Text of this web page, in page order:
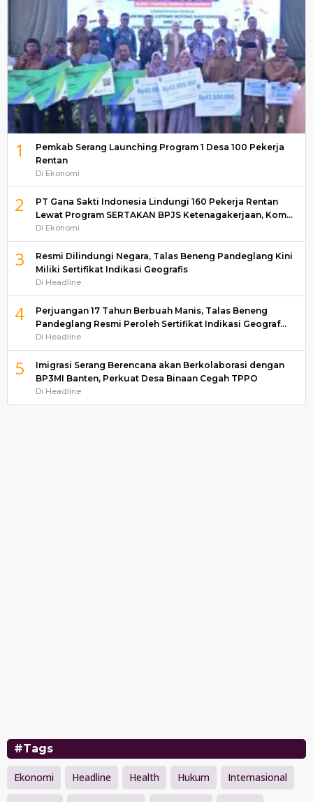
1
Pemkab Serang Launching Program 1 Desa 100 Pekerja
Rentan
Di Ekonomi
2
PT Gana Sakti Indonesia Lindungi 160 Pekerja Rentan
Lewat Program SERTAKAN BPJS Ketenagakerjaan, Kom…
Di Ekonomi
3
Resmi Dilindungi Negara, Talas Beneng Pandeglang Kini
Miliki Sertifikat Indikasi Geografis
Di Headline
4
Perjuangan 17 Tahun Berbuah Manis, Talas Beneng
Pandeglang Resmi Peroleh Sertifikat Indikasi Geograf…
Di Headline
5
Imigrasi Serang Berencana akan Berkolaborasi dengan
BP3MI Banten, Perkuat Desa Binaan Cegah TPPO
Di Headline
#Tags
Ekonomi Headline Health Hukum Internasional